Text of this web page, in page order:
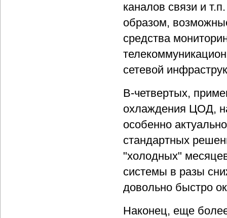
каналов связи и
образом,
средства
сетевой
В-четвертых,
охлаждения ЦОД,
особенно
стандартных
"холодных"
системы в разы
довольно быстро
Наконец, еще